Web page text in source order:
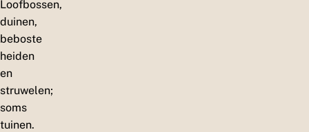
Loofbossen,
duinen,
beboste
heiden
en
struwelen;
soms
tuinen.